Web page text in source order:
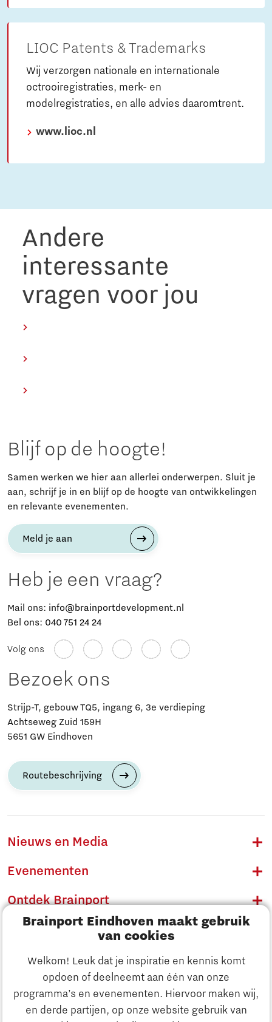
Brainport Eindhoven maakt gebruik
van cookies
Welkom! Leuk dat je inspiratie en kennis komt
opdoen of deelneemt aan één van onze
programma’s en evenementen. Hiervoor maken wij,
en derde partijen, op onze website gebruik van
Ontdek Brainport
LIOC Patents & Trademarks
Wij verzorgen nationale en internationale
octrooiregistraties, merk- en
modelregistraties, en alle advies daaromtrent.
www.lioc.nl
Andere
interessante
vragen voor jou
Blijf op de hoogte!
Samen werken we hier aan allerlei onderwerpen. Sluit je
aan, schrijf je in en blijf op de hoogte van ontwikkelingen
en relevante evenementen.
Meld je aan
Heb je een vraag?
Mail ons: info@brainportdevelopment.nl
Bel ons: 040 751 24 24
Volg ons
Bezoek ons
Strijp-T, gebouw TQ5, ingang 6, 3e verdieping
Achtseweg Zuid 159H
5651 GW Eindhoven
Routebeschrijving
Nieuws en Media
Evenementen
Ontdek Brainport
Innovatie
Ondernemen
Onderwijs
Maatschappelijk